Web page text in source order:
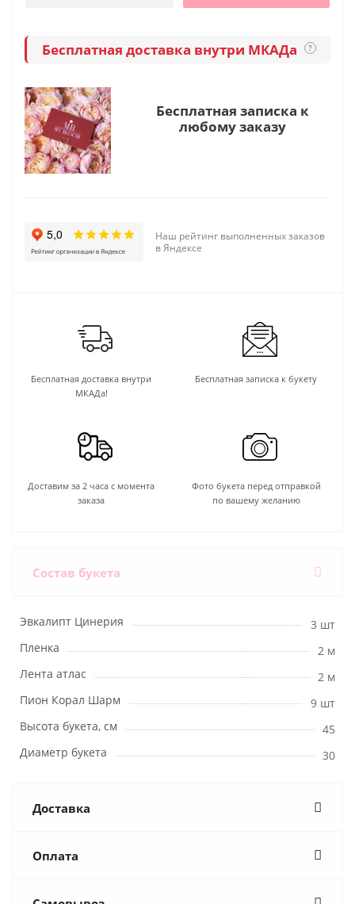
Бесплатная доставка внутри МКАДа ?
Бесплатная записка к
любому заказу
Наш рейтинг выполненных заказов
в Яндексе
Бесплатная доставка внутри
МКАДа!
Бесплатная записка к букету
Доставим за 2 часа с момента
заказа
Фото букета перед отправкой
по вашему желанию
Состав букета
Эвкалипт Цинерия
3 шт
Пленка
2 м
Лента атлас
2 м
Пион Корал Шарм
9 шт
Высота букета, см
45
Диаметр букета
30
Доставка
Оплата